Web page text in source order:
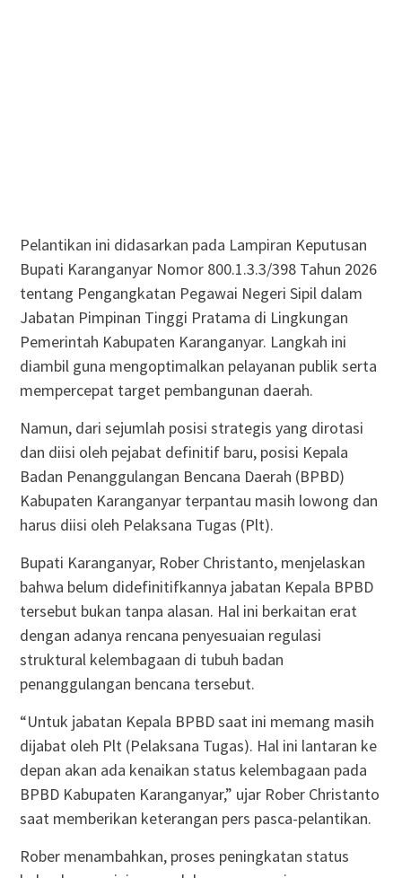
Pelantikan ini didasarkan pada Lampiran Keputusan
Bupati Karanganyar Nomor 800.1.3.3/398 Tahun 2026
tentang Pengangkatan Pegawai Negeri Sipil dalam
Jabatan Pimpinan Tinggi Pratama di Lingkungan
Pemerintah Kabupaten Karanganyar. Langkah ini
diambil guna mengoptimalkan pelayanan publik serta
mempercepat target pembangunan daerah.
Namun, dari sejumlah posisi strategis yang dirotasi
dan diisi oleh pejabat definitif baru, posisi Kepala
Badan Penanggulangan Bencana Daerah (BPBD)
Kabupaten Karanganyar terpantau masih lowong dan
harus diisi oleh Pelaksana Tugas (Plt).
Bupati Karanganyar, Rober Christanto, menjelaskan
bahwa belum didefinitifkannya jabatan Kepala BPBD
tersebut bukan tanpa alasan. Hal ini berkaitan erat
dengan adanya rencana penyesuaian regulasi
struktural kelembagaan di tubuh badan
penanggulangan bencana tersebut.
“Untuk jabatan Kepala BPBD saat ini memang masih
dijabat oleh Plt (Pelaksana Tugas). Hal ini lantaran ke
depan akan ada kenaikan status kelembagaan pada
BPBD Kabupaten Karanganyar,” ujar Rober Christanto
saat memberikan keterangan pers pasca-pelantikan.
Rober menambahkan, proses peningkatan status